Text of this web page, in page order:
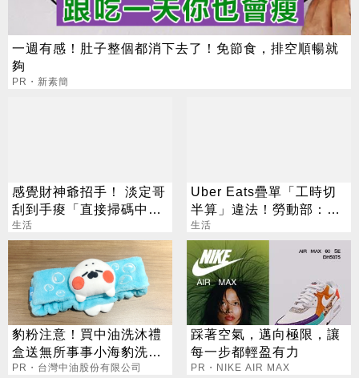
一週有感！肚子整個都消下去了！免節食，排空順暢就
夠
PR・新素簡
感覺財神爺招手！ 淡定哥
刮到手痠「直接掃碼中
2000萬」
生活
Uber Eats疊單「工時切
半算」違法！勞動部：每
案可罰2萬
生活
豹粉注意！買中油洗沐禮
盒送無所事事小海豹洗臉
髮帶
PR・台灣中油股份有限公司
踩著空氣，邁向極限，讓
每一步都輕盈有力
PR・NIKE AIR MAX